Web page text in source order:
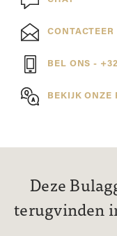
CONTACTEER
BEL ONS -
BEKIJK ONZE
Deze
terugvinden